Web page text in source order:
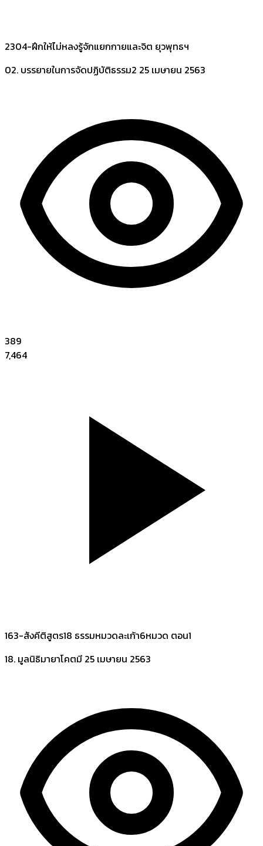
2304-ฝึกให้ไม่หลงรู้จักแยกกายและจิต ยุวพุทธฯ
02. บรรยายในการจัดปฏิบัติธรรม2 25 เมษายน 2563
389
7,464
163-สังคีติสูตร18 ธรรมหมวดละเก้า6หมวด ตอน1
18. มูลนิธิมายาโคตมี 25 เมษายน 2563